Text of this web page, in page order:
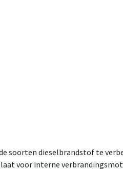
soorten dieselbrandstof te
voor interne